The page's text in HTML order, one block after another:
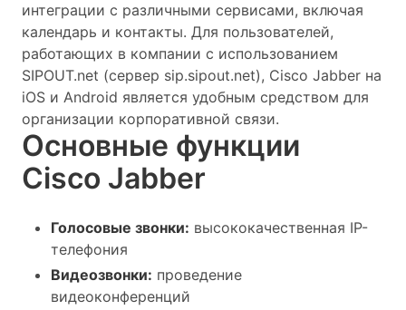
интеграции с различными сервисами, включая
календарь и контакты. Для пользователей,
работающих в компании с использованием
SIPOUT.net (сервер sip.sipout.net), Cisco Jabber на
iOS и Android является удобным средством для
организации корпоративной связи.
Основные функции
Cisco Jabber
Голосовые звонки: высококачественная IP-
телефония
Видеозвонки: проведение
видеоконференций